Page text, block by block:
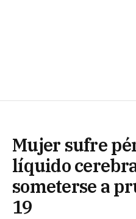
Mujer sufre
líquido
someterse a
19